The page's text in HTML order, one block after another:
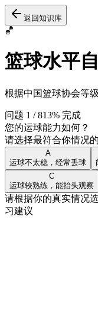
返回知识库
🏀
篮球水平
根据中国篮球协会等
问题 1 /813% 完成
您的运球能力如何？
请选择最符合你情况
A
运球不太稳，经常丢球
C
运球较熟练，能抬头观察
请根据你的真实情况
习建议